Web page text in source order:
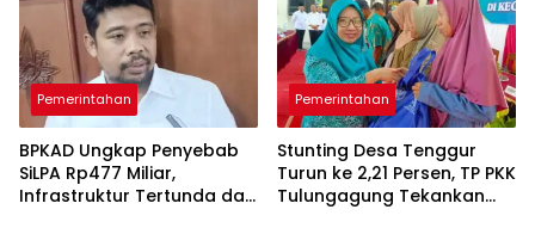
Pemerintahan
BPKAD Ungkap Penyebab
SiLPA Rp477 Miliar,
Infrastruktur Tertunda dan
Pemerintahan
Stunting Desa Tenggur
Turun ke 2,21 Persen, TP PKK
Tulungagung Tekankan